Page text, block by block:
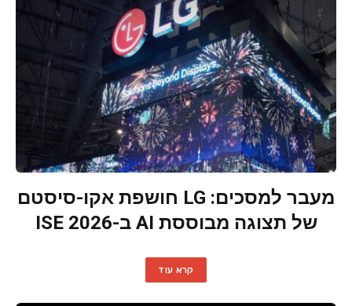
מעבר למסכים: LG חושפת אקו-סיסטם
של תצוגה מבוססת AI ב-ISE 2026
קרא עוד